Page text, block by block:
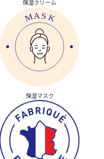
保湿クリーム
保湿マスク